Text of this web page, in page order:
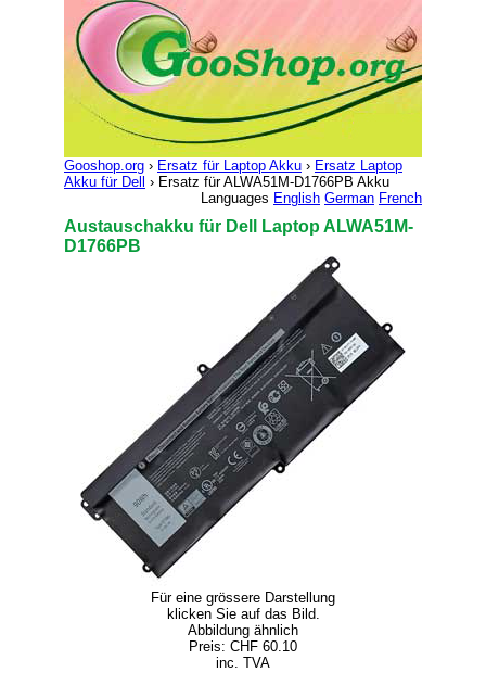
Gooshop.org › Ersatz für Laptop Akku › Ersatz Laptop
Akku für Dell
› Ersatz für ALWA51M-D1766PB Akku
Languages English German French
Austauschakku für Dell Laptop ALWA51M-
D1766PB
Für eine grössere Darstellung
klicken Sie auf das Bild.
Abbildung ähnlich
Preis: CHF 60.10
inc. TVA